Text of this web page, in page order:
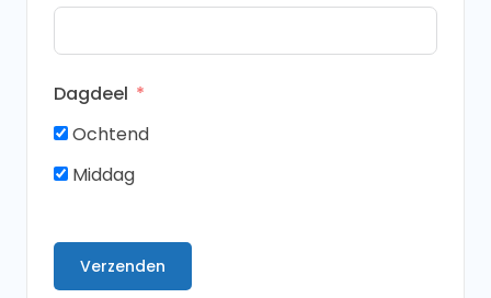
Dagdeel
Ochtend
Middag
Verzenden